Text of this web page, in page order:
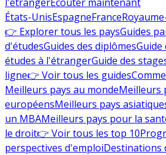
États-UnisEspagneFrance
👉 Explorer tous les paysGuides
d'étudesGuides des diplômesGuide
études à l'étrangerGuide des
ligne👉 Voir tous les guides
Meilleurs pays au mondeMeilleurs
européensMeilleurs pays
un MBAMeilleurs pays pour la
le droit👉 Voir tous les top 10
perspectives d'emploiDestinations